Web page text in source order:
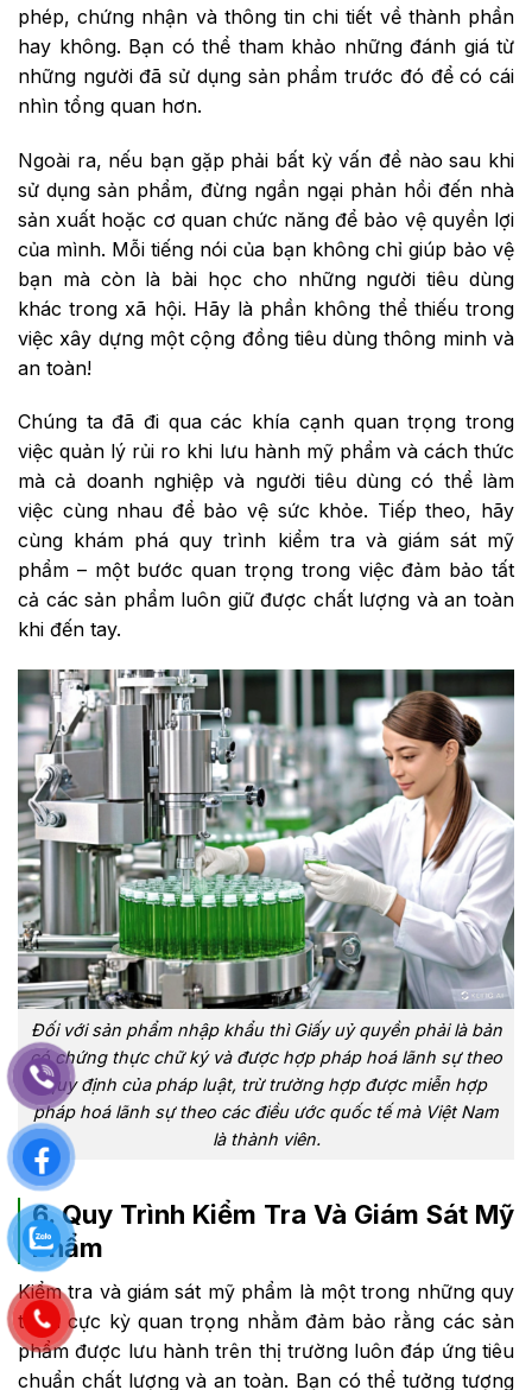
An Nhiên vừa yêu cầu gia
công kem dưỡng trắng
phép, chứng nhận và thông tin chi tiết về thành phần
hay không. Bạn có thể tham khảo những đánh giá từ
những người đã sử dụng sản phẩm trước đó để có cái
nhìn tổng quan hơn.
Ngoài ra, nếu bạn gặp phải bất kỳ vấn đề nào sau khi
sử dụng sản phẩm, đừng ngần ngại phản hồi đến nhà
sản xuất hoặc cơ quan chức năng để bảo vệ quyền lợi
của mình. Mỗi tiếng nói của bạn không chỉ giúp bảo vệ
bạn mà còn là bài học cho những người tiêu dùng
khác trong xã hội. Hãy là phần không thể thiếu trong
việc xây dựng một cộng đồng tiêu dùng thông minh và
an toàn!
Chúng ta đã đi qua các khía cạnh quan trọng trong
việc quản lý rủi ro khi lưu hành mỹ phẩm và cách thức
mà cả doanh nghiệp và người tiêu dùng có thể làm
việc cùng nhau để bảo vệ sức khỏe. Tiếp theo, hãy
cùng khám phá quy trình kiểm tra và giám sát mỹ
phẩm – một bước quan trọng trong việc đảm bảo tất
cả các sản phẩm luôn giữ được chất lượng và an toàn
khi đến tay.
Đối với sản phẩm nhập khẩu thì Giấy uỷ quyền phải là bản
có chứng thực chữ ký và được hợp pháp hoá lãnh sự theo
quy định của pháp luật, trừ trường hợp được miễn hợp
pháp hoá lãnh sự theo các điều ước quốc tế mà Việt Nam
là thành viên.
6. Quy Trình Kiểm Tra Và Giám Sát Mỹ
Phẩm
Kiểm tra và giám sát mỹ phẩm là một trong những quy
trình cực kỳ quan trọng nhằm đảm bảo rằng các sản
phẩm được lưu hành trên thị trường luôn đáp ứng tiêu
chuẩn chất lượng và an toàn. Bạn có thể tưởng tượng